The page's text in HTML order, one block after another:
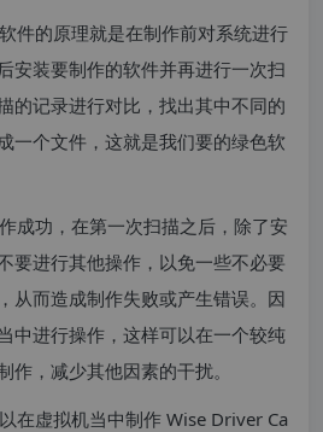
件的原理就是在制作前对系统进行
安装要制作的软件并再进行一次扫
的记录进行对比，找出其中不同的
一个文件，这就是我们要的绿色软
成功，在第一次扫描之后，除了安
要进行其他操作，以免一些不必要
从而造成制作失败或产生错误。因
中进行操作，这样可以在一个较纯
作，减少其他因素的干扰。
在虚拟机当中制作 Wise Driver Ca